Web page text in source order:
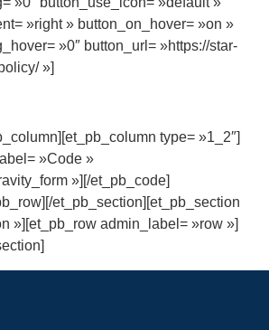
»right » button_on_hover= »on »
»0″ button_url= »https://star-
»]
type= »1_2″]
»Code »
»][/et_pb_code]
et_pb_section][et_pb_section
»][et_pb_row admin_label= »row »]